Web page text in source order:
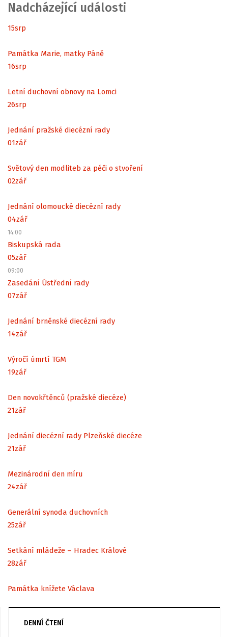
Nadcházející události
15srp
Památka Marie, matky Páně
16srp
Letní duchovní obnovy na Lomci
26srp
Jednání pražské diecézní rady
01zář
Světový den modliteb za péči o stvoření
02zář
Jednání olomoucké diecézní rady
04zář
14:00
Biskupská rada
05zář
09:00
Zasedání Ústřední rady
07zář
Jednání brněnské diecézní rady
14zář
Výročí úmrtí TGM
19zář
Den novokřtěnců (pražské diecéze)
21zář
Jednání diecézní rady Plzeňské diecéze
21zář
Mezinárodní den míru
24zář
Generální synoda duchovních
25zář
Setkání mládeže – Hradec Králové
28zář
Památka knížete Václava
DENNÍ ČTENÍ